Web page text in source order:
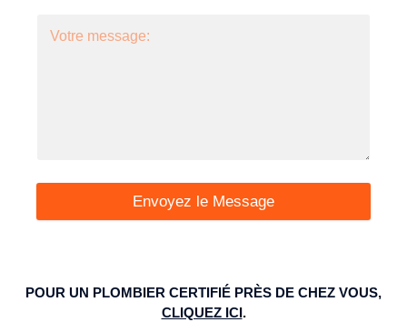
Envoyez le Message
POUR UN PLOMBIER CERTIFIÉ PRÈS DE CHEZ VOUS,
CLIQUEZ ICI.